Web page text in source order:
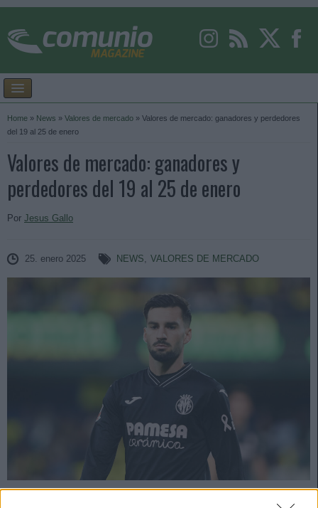
Home » News » Valores de mercado » Valores de mercado: ganadores y perdedores
del 19 al 25 de enero
Valores de mercado: ganadores y
perdedores del 19 al 25 de enero
Por Jesus Gallo
25. enero 2025 NEWS, VALORES DE MERCADO